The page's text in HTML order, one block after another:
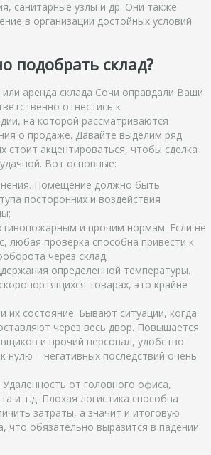
санитарные узлы и др. Они также
в организации достойных условий
подобрать склад?
аренда склада Сочи оправдали Ваши
отнестись к
на которой рассматриваются
о продаже. Давайте выделим ряд
стоит акцентироваться, чтобы сделка
Вот основные:
Помещение должно быть
посторонних и воздействия
и прочим нормам. Если не
любая проверка способна привести к
через склад;
определенной температуры.
товарах, это крайне
их состояние. Бывают ситуации, когда
через весь двор. Повышается
и прочий персонал, удобство
нулю – негативных последствий очень
от головного офиса,
и т.д. Плохая логистика способна
затраты, а значит и итоговую
что обязательно выразится в падении